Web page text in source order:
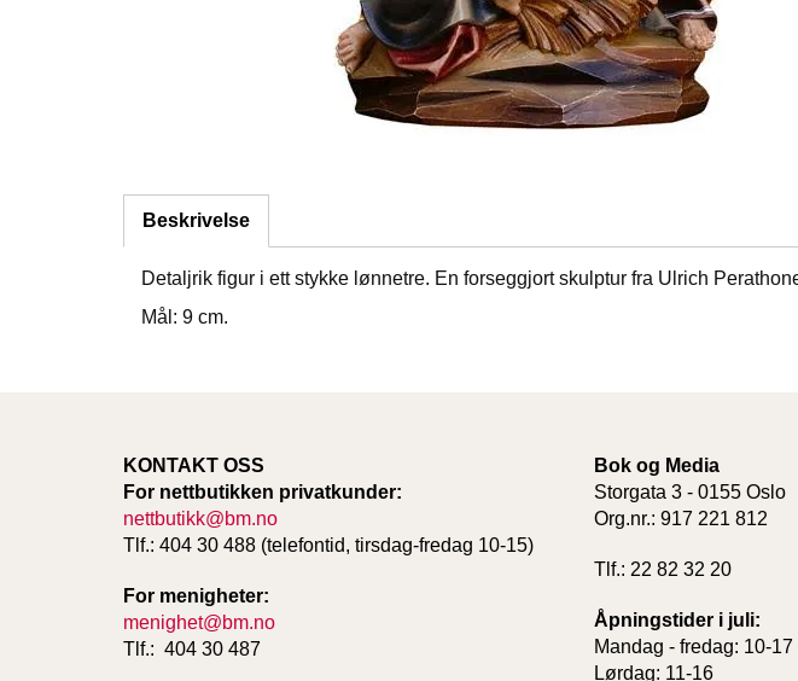
Beskrivelse
Detaljrik figur i ett stykke lønnetre. En forseggjort skulptur fra Ulrich
Mål: 9 cm.
KONTAKT OSS
For nettbutikken privatkunder:
nettbutikk@bm.no
Tlf.: 404 30 488 (telefontid, tirsdag-fredag 10-15)
For menigheter:
menighet@bm.no
Tlf.: 404 30 487
Bok og Media
Storgata 3 - 0155 Oslo
Org.nr.: 917 221 812
Tlf.: 22 82 32 20
Åpningstider i juli:
Mandag - fredag: 10-17
Lørdag: 11-16